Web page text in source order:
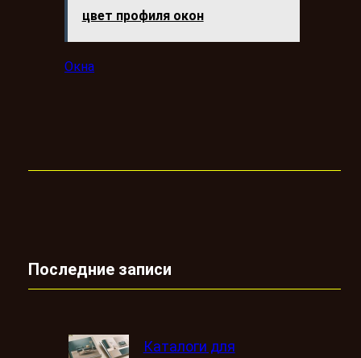
цвет профиля окон
Окна
Последние записи
Каталоги для